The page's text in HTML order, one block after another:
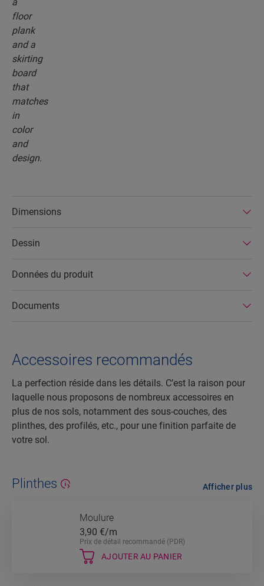
Dimensions
Dessin
Données du produit
Documents
Accessoires recommandés
La perfection réside dans les détails. C’est la raison pour
laquelle nous proposons de nombreux accessoires en
plus de nos sols, notamment des sous-couches, des
plinthes, des profilés, etc., pour une finition parfaite de
votre sol.
Plinthes
Moulure
3,90 €/m
Prix de détail recommandé (PDR)
AJOUTER AU PANIER
Afficher plus